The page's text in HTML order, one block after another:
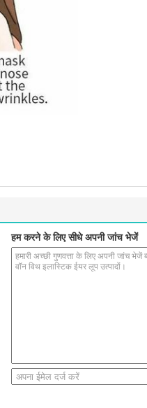
हम करने के लिए सीधे अपनी जांच भेजें